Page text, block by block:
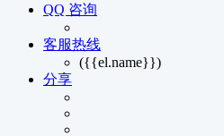
QQ 咨询
客服热线
({{el.name}})
分享